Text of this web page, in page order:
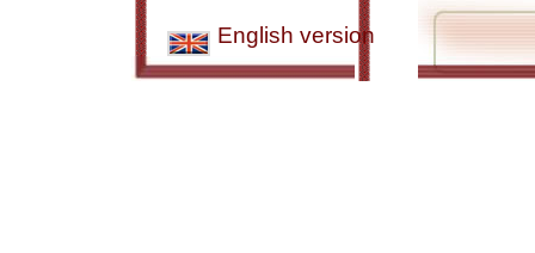
English version